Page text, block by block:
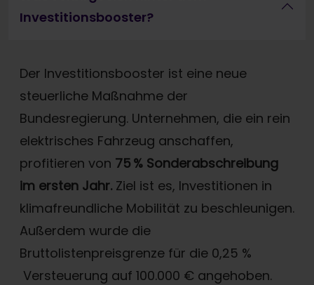
Investitionsbooster?
Der Investitionsbooster ist eine neue
steuerliche Maßnahme der
Bundesregierung. Unternehmen, die ein rein
elektrisches Fahrzeug anschaffen,
profitieren von 75 % Sonderabschreibung
im ersten Jahr. Ziel ist es, Investitionen in
klimafreundliche Mobilität zu beschleunigen.
Außerdem wurde die
Bruttolistenpreisgrenze für die 0,25 %
Versteuerung auf 100.000 € angehoben.